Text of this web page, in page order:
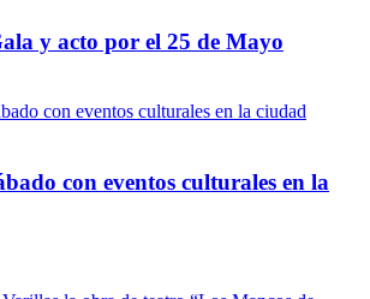
y acto por el 25 de Mayo
con eventos culturales en la